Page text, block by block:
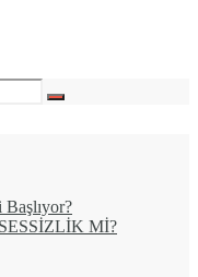
Mİ?